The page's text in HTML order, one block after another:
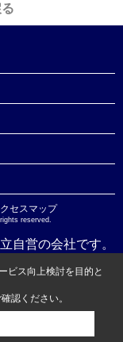
クセスマップ
reserved.
自営の会社です。
ビス向上検討を目的と
認ください。